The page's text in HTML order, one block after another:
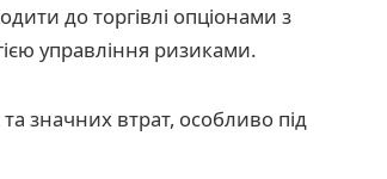
до торгівлі опціонами з
управління ризиками.
значних втрат, особливо під